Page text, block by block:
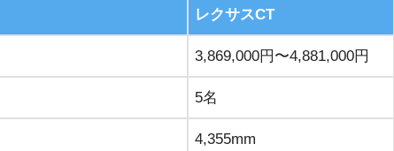
レクサスCT
3,869,000円〜4,881,000円
5名
4,355mm